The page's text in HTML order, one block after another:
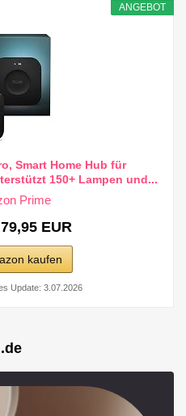
ANGEBOT
Smart Home Hub für
150+ Lampen und...
79,95 EUR
kaufen
Update: 3.07.2026